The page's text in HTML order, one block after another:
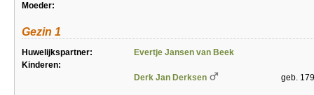
Moeder:
Gezin 1
Huwelijkspartner:
Evertje Jansen van Beek
Kinderen:
Derk Jan Derksen
geb.